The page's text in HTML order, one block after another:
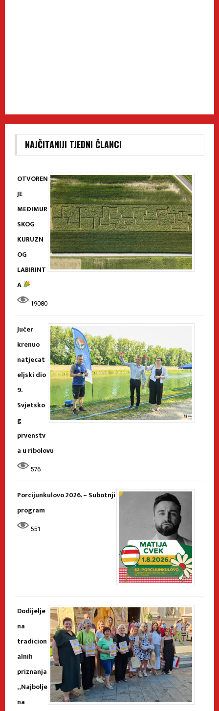
NAJČITANIJI TJEDNI ČLANCI
OTVOREN
JE
MEĐIMUR
SKOG
KURUZN
OG
LABIRINT
A
19080
Jučer
krenuo
natjecat
eljski dio
9.
Svjetsko
g
prvenstv
a u ribolovu
576
Porcijunkulovo 2026. – Subotnji
program
551
Dodijelje
na
tradicion
alnih
priznanja
„Najbolje
na